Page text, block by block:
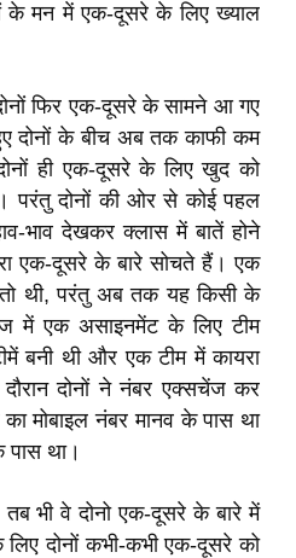
के मन में एक-दूसरे के लिए ख्याल
फिर एक-दूसरे के सामने आ गए
दोनों के बीच अब तक काफी कम
ही एक-दूसरे के लिए खुद को
परंतु दोनों की ओर से कोई पहल
भाव देखकर क्लास में बातें होने
एक-दूसरे के बारे सोचते हैं। एक
थी, परंतु अब तक यह किसी के
में एक असाइनमेंट के लिए टीम
बनी थी और एक टीम में कायरा
दोनों ने नंबर एक्सचेंज कर
मोबाइल नंबर मानव के पास था
पास था।
भी वे दोनो एक-दूसरे के बारे में
दोनों कभी-कभी एक-दूसरे को